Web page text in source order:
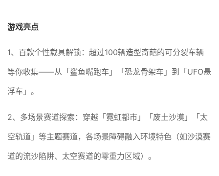
游戏亮点
1、百款个性载具解锁：超过100辆造型奇葩的可分裂车辆
等你收集——从「鲨鱼嘴跑车」「恐龙骨架车」到「UFO悬
浮车」。
2、多场景赛道探索：穿越「霓虹都市」「废土沙漠」「太
空轨道」等主题赛道，各场景障碍融入环境特色（如沙漠赛
道的流沙陷阱、太空赛道的零重力区域）。